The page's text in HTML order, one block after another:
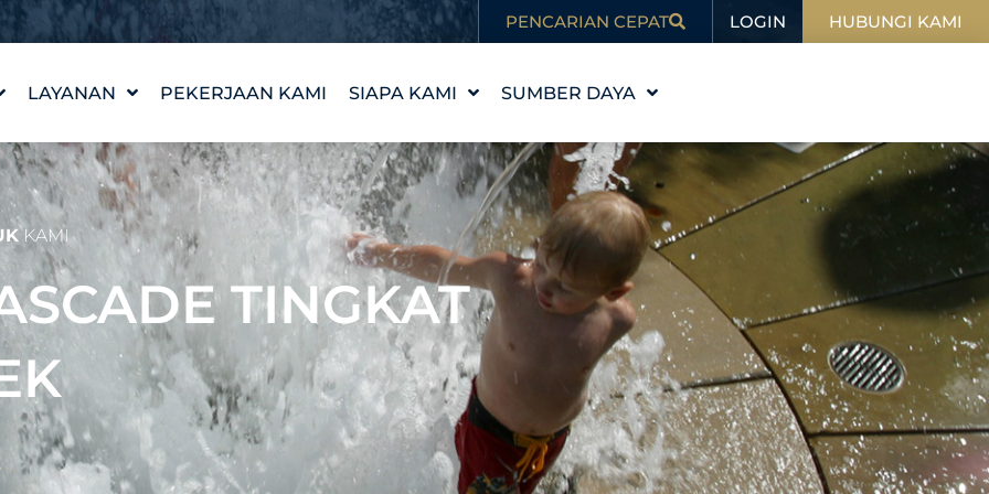
PENCARIAN CEPAT LOGIN HUBUNGI KAMI
LAYANAN
DESAIN FITUR AIR
WATERLAB™
DUKUNGAN PRODUK
DAN TEKNIS
PEKERJAAN KAMI SIAPA KAMI
KISAH KAMI
NILAI-NILAI KAMI
TEMUI TIM
KARIR
SUMBER DAYA
PENDIDIKAN
BLOG
DALAM BERITA
KAMI
TINGKAT